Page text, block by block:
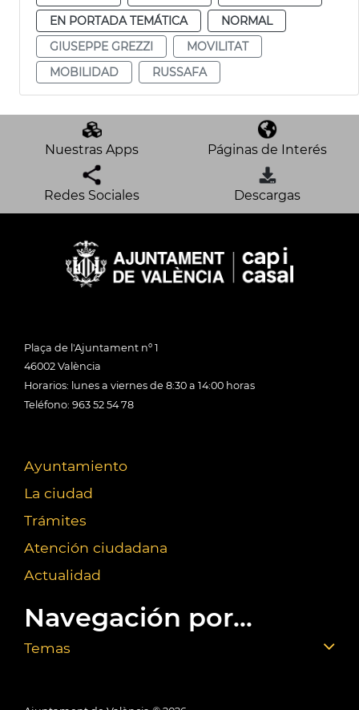
EN PORTADA TEMÁTICA
NORMAL
GIUSEPPE GREZZI
MOVILITAT
MOBILIDAD
RUSSAFA
Nuestras Apps Páginas de Interés
Redes Sociales Descargas
Plaça de l'Ajuntament nº 1
46002 València
Horarios: lunes a viernes de 8:30 a 14:00 horas
Teléfono: 963 52 54 78
Ayuntamiento
La ciudad
Trámites
Atención ciudadana
Actualidad
Navegación por...
Temas